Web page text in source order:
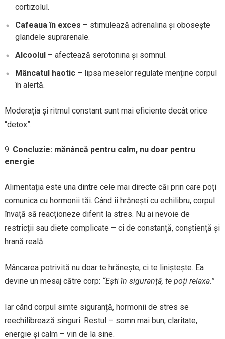
cortizolul.
Cafeaua în exces – stimulează adrenalina și obosește
glandele suprarenale.
Alcoolul– afectează serotonina și somnul.
Mâncatul haotic– lipsa meselor regulate menține corpul
în alertă.
Moderația și ritmul constant sunt mai eficiente decât orice
“detox”.
Concluzie: mănâncă pentru calm, nu doar pentru
energie
Alimentația este una dintre cele mai directe căi prin care poți
comunica cu hormonii tăi. Când îi hrănești cu echilibru, corpul
învață să reacționeze diferit la stres. Nu ai nevoie de
restricții sau diete complicate – ci de constanță, conștiență și
hrană reală.
Mâncarea potrivită nu doar te hrănește, ci te liniștește. Ea
devine un mesaj către corp: “Ești în siguranță, te poți relaxa.”
Iar când corpul simte siguranță, hormonii de stres se
reechilibrează singuri. Restul – somn mai bun, claritate,
energie și calm – vin de la sine.